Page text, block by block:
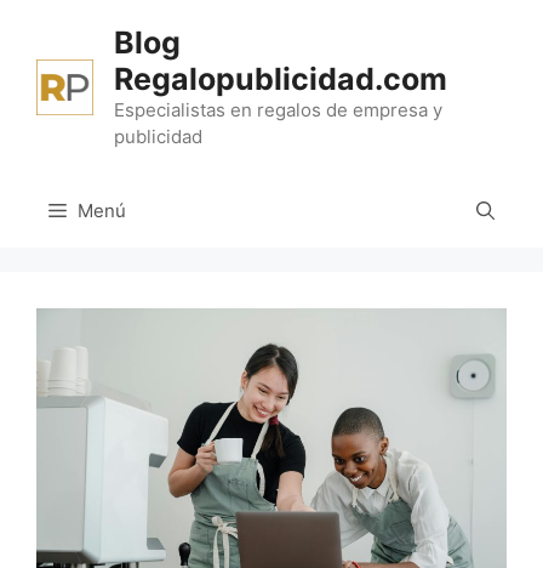
contenido
Blog
Regalopublicidad.com
Especialistas en regalos de empresa y
publicidad
Menú